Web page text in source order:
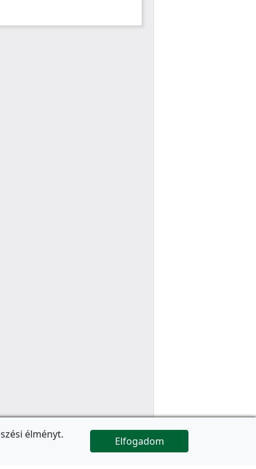
Az oldal folytatódik
élményt.
Elfogadom